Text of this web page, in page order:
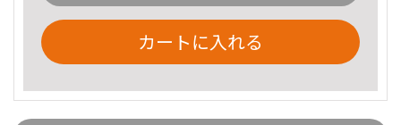
カートに入れる